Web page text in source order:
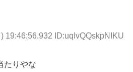
19:46:56.932 ID:uqIvQQskpNIKU
たりやな